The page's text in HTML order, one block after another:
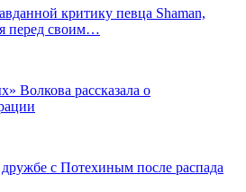
критику певца Shaman,
перед своим…
Волкова рассказала о
с Потехиным после распада